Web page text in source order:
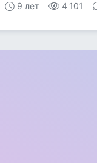
9 лет 4 101